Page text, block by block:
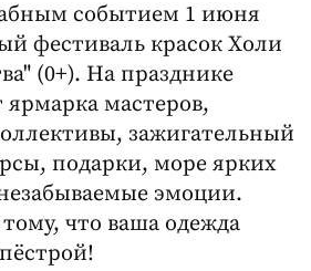
событием 1 июня
фестиваль красок Холи
(0+). На празднике
ярмарка мастеров,
зажигательный
подарки, море ярких
эмоции.
что ваша одежда